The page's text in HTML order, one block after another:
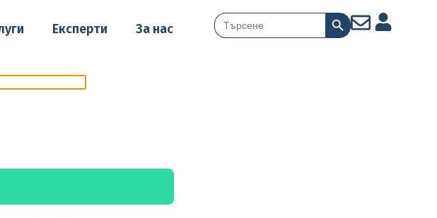
Експерти За нас
Search
for:
Search Button